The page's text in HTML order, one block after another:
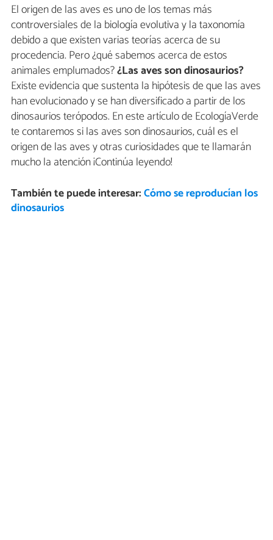
El origen de las aves es uno de los temas más
controversiales de la biología evolutiva y la taxonomía
debido a que existen varias teorías acerca de su
procedencia. Pero ¿qué sabemos acerca de estos
animales emplumados?¿Las aves son dinosaurios?
Existe evidencia que sustenta la hipótesis de que las aves
han evolucionado y se han diversificado a partir de los
dinosaurios terópodos. En este artículo de EcologíaVerde
te contaremos si las aves son dinosaurios, cuál es el
origen de las aves y otras curiosidades que te llamarán
mucho la atención ¡Continúa leyendo!
También te puede interesar:Cómo se reproducían los
dinosaurios